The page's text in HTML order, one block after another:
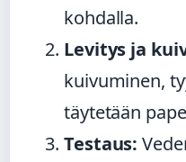
kohdalla.
Levitys ja
kuivuminen,
täytetään
Testaus: